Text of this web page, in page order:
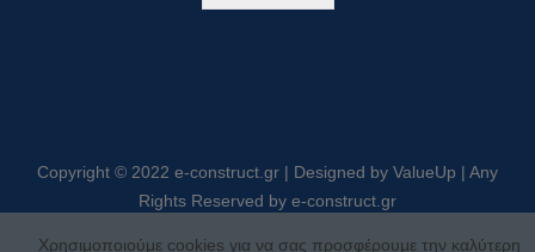
Copyright © 2022 e-construct.gr | Designed by ValueUp | Any
Rights Reserved by e-construct.gr
Χρησιμοποιούμε cookies για να σας προσφέρουμε την καλύτερη